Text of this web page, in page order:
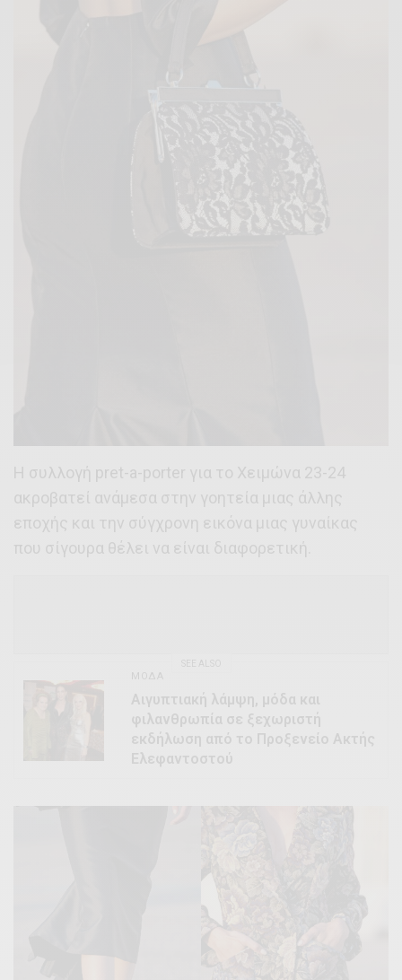
Η συλλογή pret-a-porter για το Χειμώνα 23-24
ακροβατεί ανάμεσα στην γοητεία μιας άλλης
εποχής και την σύγχρονη εικόνα μιας γυναίκας
που σίγουρα θέλει να είναι διαφορετική.
SEE ALSO
ΜΌΔΑ
Αιγυπτιακή λάμψη, μόδα και
φιλανθρωπία σε ξεχωριστή
εκδήλωση από το Προξενείο Ακτής
Ελεφαντοστού